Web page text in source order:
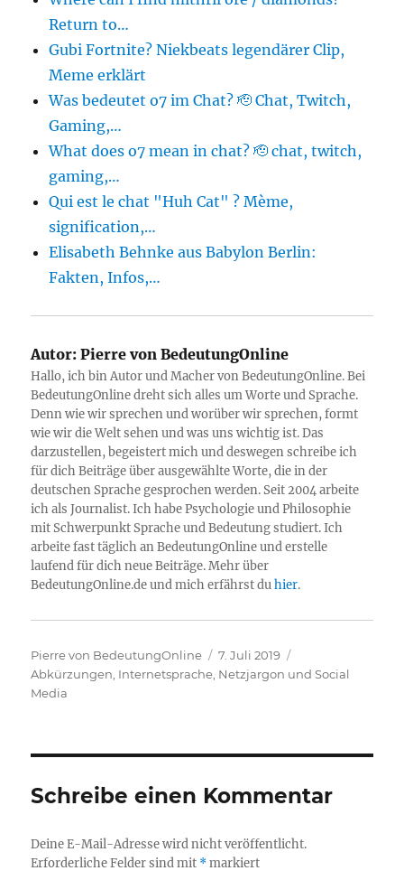
Return to…
Gubi Fortnite? Niekbeats legendärer Clip,
Meme erklärt
Was bedeutet o7 im Chat? 🫡 Chat, Twitch,
Gaming,…
What does o7 mean in chat? 🫡 chat, twitch,
gaming,…
Qui est le chat "Huh Cat" ? Mème,
signification,…
Elisabeth Behnke aus Babylon Berlin:
Fakten, Infos,…
Autor: Pierre von BedeutungOnline
Hallo, ich bin Autor und Macher von BedeutungOnline. Bei
BedeutungOnline dreht sich alles um Worte und Sprache.
Denn wie wir sprechen und worüber wir sprechen, formt
wie wir die Welt sehen und was uns wichtig ist. Das
darzustellen, begeistert mich und deswegen schreibe ich
für dich Beiträge über ausgewählte Worte, die in der
deutschen Sprache gesprochen werden. Seit 2004 arbeite
ich als Journalist. Ich habe Psychologie und Philosophie
mit Schwerpunkt Sprache und Bedeutung studiert. Ich
arbeite fast täglich an BedeutungOnline und erstelle
laufend für dich neue Beiträge. Mehr über
BedeutungOnline.de und mich erfährst duhier.
Autor
Pierre von BedeutungOnline
Veröffentlicht
am
7. Juli 2019
Abkürzungen Internetsprache, Netzjargon und Social
Media
Schreibe einen Kommentar
Deine E-Mail-Adresse wird nicht veröffentlicht.
Erforderliche Felder sind mit *markiert